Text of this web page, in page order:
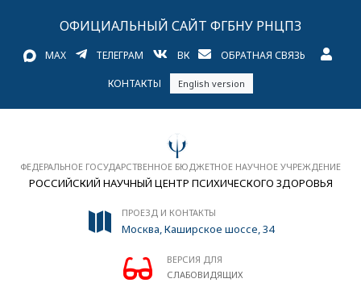
ОФИЦИАЛЬНЫЙ САЙТ ФГБНУ РНЦПЗ
MAX ТЕЛЕГРАМ ВК ОБРАТНАЯ СВЯЗЬ
КОНТАКТЫ English version
ФЕДЕРАЛЬНОЕ ГОСУДАРСТВЕННОЕ БЮДЖЕТНОЕ НАУЧНОЕ УЧРЕЖДЕНИЕ
РОССИЙСКИЙ НАУЧНЫЙ ЦЕНТР ПСИХИЧЕСКОГО ЗДОРОВЬЯ
ПРОЕЗД И КОНТАКТЫ
Москва, Каширское шоссе, 34
ВЕРСИЯ ДЛЯ
СЛАБОВИДЯЩИХ